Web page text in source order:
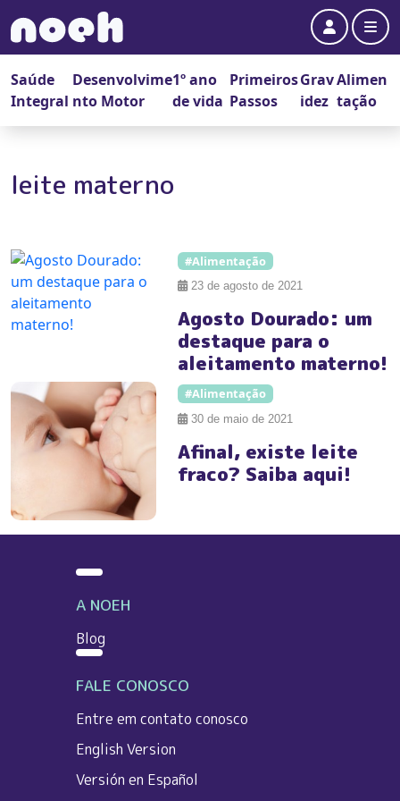
Account
Saúde
Integral
Desenvolvime
nto Motor
1º ano
de vida
Primeiros
Passos
Grav
idez
Alimen
tação
leite materno
#Alimentação
23 de agosto de 2021
Agosto Dourado: um
destaque para o
aleitamento materno!
#Alimentação
30 de maio de 2021
Afinal, existe leite
fraco? Saiba aqui!
A NOEH
Blog
FALE CONOSCO
Entre em contato conosco
English Version
Versión en Español